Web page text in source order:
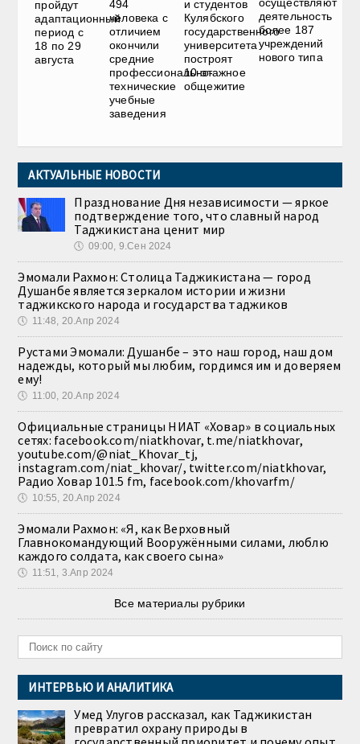
пройдут
адаптационный
период с
18 по 29
августа
494
человека с
отличием
окончили
средние
профессионально-
технические
учебные
заведения
и студентов
Кулябского
государственного
университета
построят
10-этажное
общежитие
деятельность
более 187
учреждений
нового типа
АКТУАЛЬНЫЕ НОВОСТИ
Празднование Дня независимости — яркое
подтверждение того, что славный народ
Таджикистана ценит мир
🕔 09:00, 9.Сен 2024
Эмомали Рахмон: Столица Таджикистана — город
Душанбе является зеркалом истории и жизни
таджикского народа и государства таджиков
🕔 11:48, 20.Апр 2024
Рустами Эмомали: Душанбе – это наш город, наш дом
надежды, который мы любим, гордимся им и доверяем
ему!
🕔 11:00, 20.Апр 2024
Официальные страницы НИАТ «Ховар» в социальных
сетях: facebook.com/niatkhovar, t.me/niatkhovar,
youtube.com/@niat_Khovar_tj,
instagram.com/niat_khovar/, twitter.com/niatkhovar,
Радио Ховар 101.5 fm, facebook.com/khovarfm/
🕔 10:55, 20.Апр 2024
Эмомали Рахмон: «Я, как Верховный
Главнокомандующий Вооружёнными силами, люблю
каждого солдата, как своего сына»
🕔 11:51, 3.Апр 2024
Все материалы рубрики
ИНТЕРВЬЮ И АНАЛИТИКА
Умед Улугов рассказал, как Таджикистан
превратил охрану природы в